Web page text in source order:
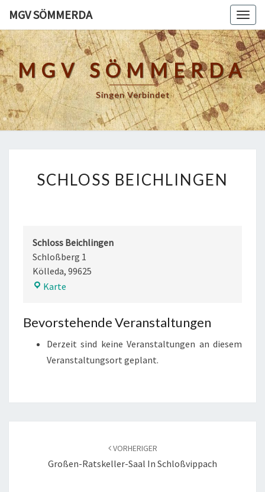
content
MGV SÖMMERDA
MGV SÖMMERDA
Singen Verbindet
BEICHLINGEN
SCHLOSS BEICHLINGEN
Schloss Beichlingen
Schloßberg 1
Kölleda, 99625
Karte
Bevorstehende Veranstaltungen
Derzeit sind keine Veranstaltungen an diesem
Veranstaltungsort geplant.
VORHERIGER
Großen-Ratskeller-Saal In Schloßvippach